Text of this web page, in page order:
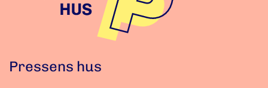
Pressens hus